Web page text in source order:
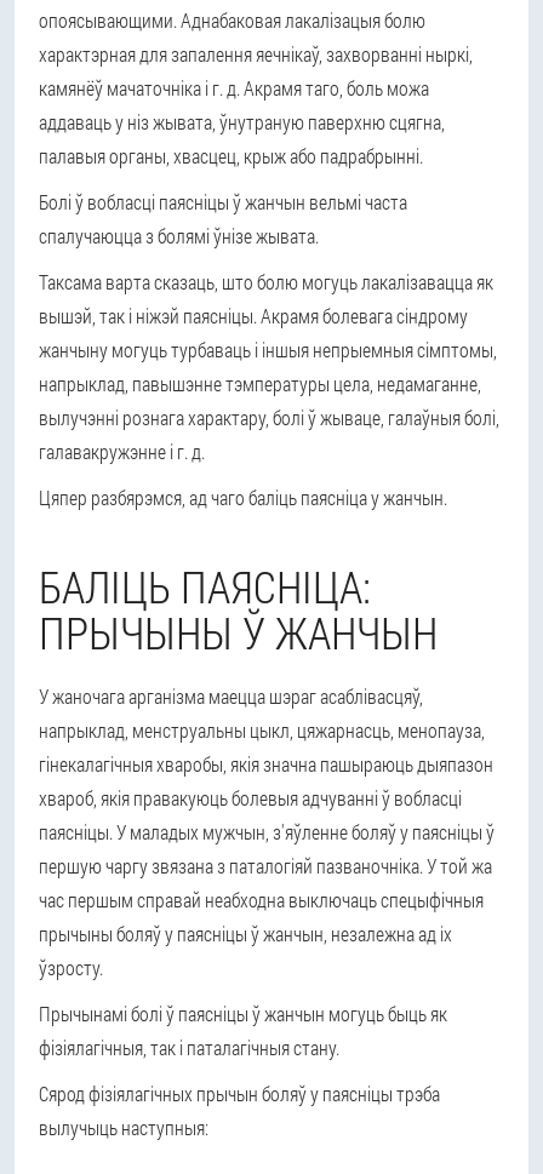
опоясывающими. Аднабаковая лакалізацыя болю
характэрная для запалення яечнікаў, захворванні ныркі,
камянёў мачаточніка і г. д. Акрамя таго, боль можа
аддаваць у ніз жывата, ўнутраную паверхню сцягна,
палавыя органы, хвасцец, крыж або падрабрынні.
Болі ў вобласці паясніцы ў жанчын вельмі часта
спалучаюцца з болямі ўнізе жывата.
Таксама варта сказаць, што болю могуць лакалізавацца як
вышэй, так і ніжэй паясніцы. Акрамя болевага сіндрому
жанчыну могуць турбаваць і іншыя непрыемныя сімптомы,
напрыклад, павышэнне тэмпературы цела, недамаганне,
вылучэнні рознага характару, болі ў жываце, галаўныя болі,
галавакружэнне і г. д.
Цяпер разбярэмся, ад чаго баліць паясніца у жанчын.
БАЛІЦЬ ПАЯСНІЦА:
ПРЫЧЫНЫ Ў ЖАНЧЫН
У жаночага арганізма маецца шэраг асаблівасцяў,
напрыклад, менструальны цыкл, цяжарнасць, менопауза,
гінекалагічныя хваробы, якія значна пашыраюць дыяпазон
хвароб, якія правакуюць болевыя адчуванні ў вобласці
паясніцы. У маладых мужчын, з'яўленне боляў у паясніцы ў
першую чаргу звязана з паталогіяй пазваночніка. У той жа
час першым справай неабходна выключаць спецыфічныя
прычыны боляў у паясніцы ў жанчын, незалежна ад іх
ўзросту.
Прычынамі болі ў паясніцы ў жанчын могуць быць як
фізіялагічныя, так і паталагічныя стану.
Сярод фізіялагічных прычын боляў у паясніцы трэба
вылучыць наступныя: